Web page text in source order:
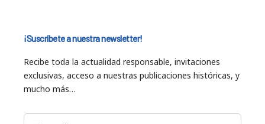
¡Suscríbete a nuestra newsletter!
Recibe toda la actualidad responsable, invitaciones
exclusivas, acceso a nuestras publicaciones históricas, y
mucho más…